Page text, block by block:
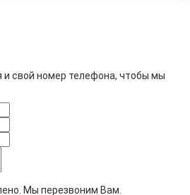
и свой номер телефона, чтобы мы
Мы перезвоним Вам.